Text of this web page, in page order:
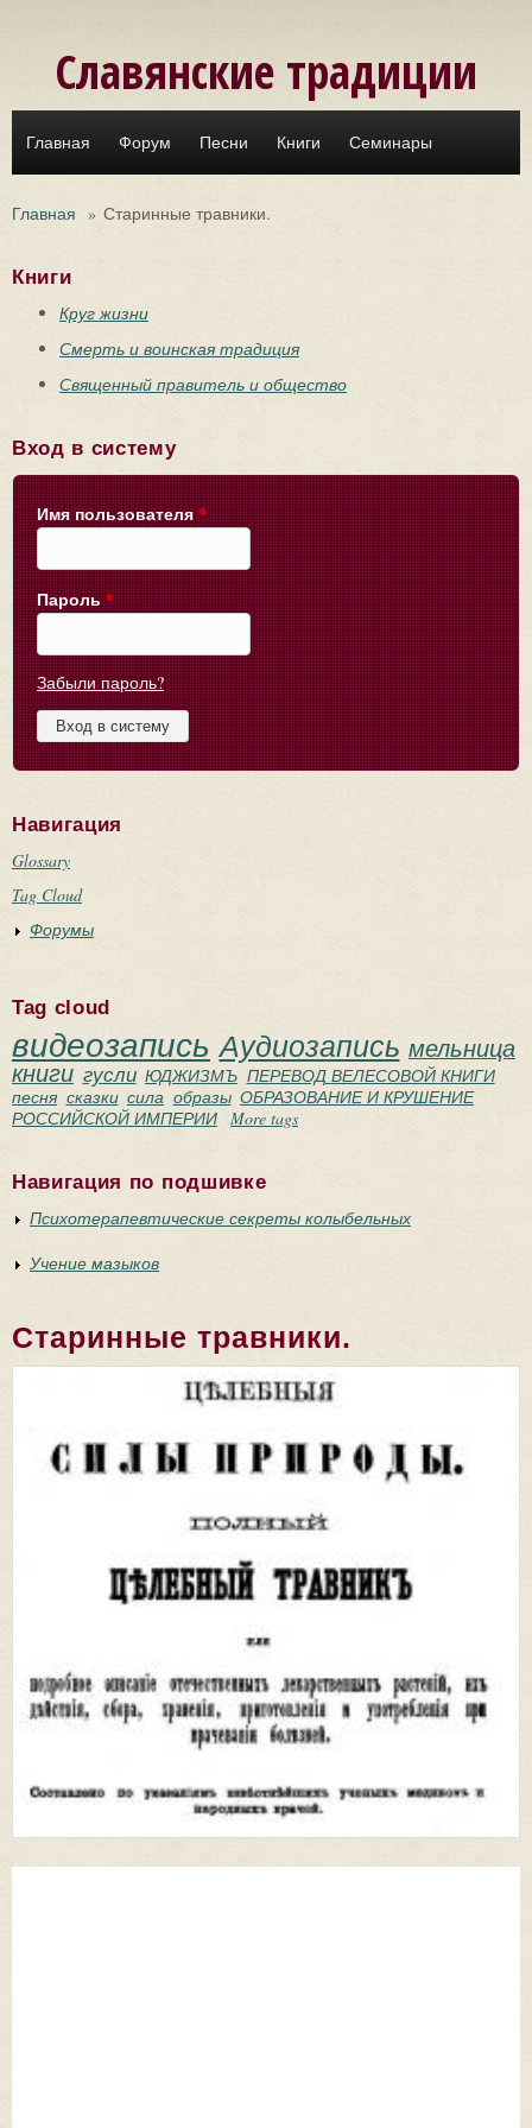
Славянские традиции
Главная Форум Песни Книги Семинары
Главная » Старинные травники.
Книги
Круг жизни
Смерть и воинская традиция
Священный правитель и общество
Вход в систему
Имя пользователя *
Пароль *
Забыли пароль?
Навигация
Glossary
Tag Cloud
Форумы
Tag cloud
видеозапись Аудиозапись мельница
книги гусли ЮДЖИЗМЪ ПЕРЕВОД ВЕЛЕСОВОЙ КНИГИ
песня сказки сила образы ОБРАЗОВАНИЕ И КРУШЕНИЕ
РОССИЙСКОЙ ИМПЕРИИ More tags
Навигация по подшивке
Психотерапевтические секреты колыбельных
Учение мазыков
Старинные травники.